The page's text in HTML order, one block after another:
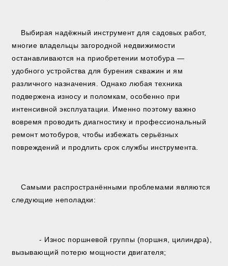
Выбирая надёжный инструмент для садовых работ,
многие владельцы загородной недвижимости
останавливаются на приобретении мотобура —
удобного устройства для бурения скважин и ям
различного назначения. Однако любая техника
подвержена износу и поломкам, особенно при
интенсивной эксплуатации. Именно поэтому важно
вовремя проводить диагностику и профессиональный
ремонт мотобуров, чтобы избежать серьёзных
повреждений и продлить срок службы инструмента.
Самыми распространёнными проблемами являются
следующие неполадки:
- Износ поршневой группы (поршня, цилиндра),
вызывающий потерю мощности двигателя;